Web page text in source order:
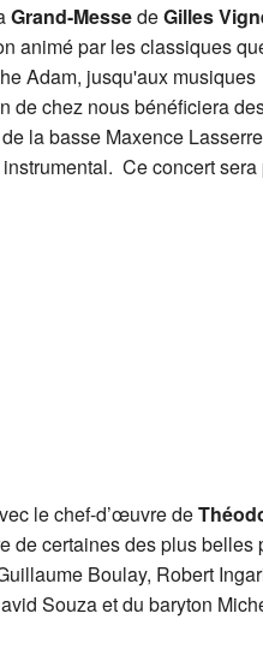
Grand-MessedeGilles
animé par les classiques
Adam, jusqu'aux musiques
de chez nous bénéficiera
la basse Maxence
Ce concert sera
le chef-d’œuvre de
de certaines des plus belles
Boulay, Robert
Souza et du baryton